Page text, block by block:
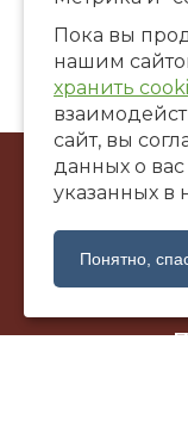
© ООО
г.
Пока вы
нашим
хранить
сайт, вы
данных о
указанных в
Понятно,